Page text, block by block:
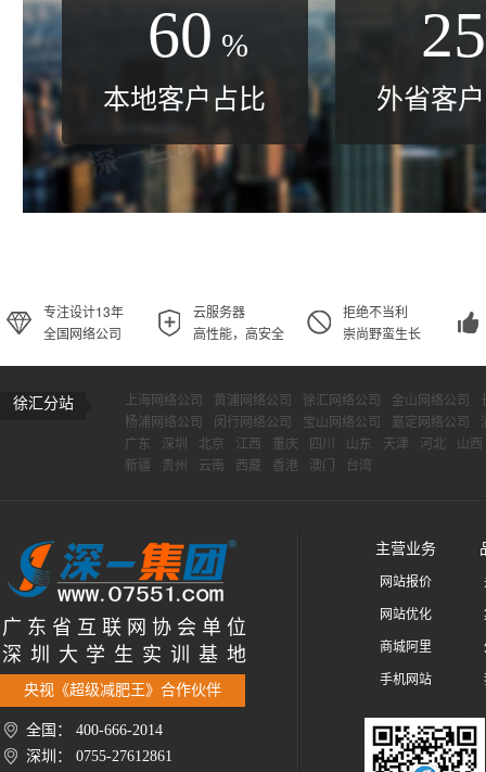
60 %
本地客户占比
25
外省客
专注设计13年
全国网络公司
云服务器
高性能，高安全
拒绝不当利
崇尚野蛮生长
徐汇分站 上海网络公司 黄浦网络公司 徐汇网络公司 金山网络公司
杨浦网络公司
闵行网络公司 宝山网络公司 嘉定网络公司
广东
深圳 北京 江西 重庆 四川 山东 天津 河北
山西
新疆
贵州 云南 西藏 香港 澳门 台湾
广 东 省 互 联 网 协 会 单 位
深 圳 大 学 生 实 训 基 地
央视《超级减肥王》合作伙伴
全国： 400-666-2014
深圳： 0755-27612861
主营业务
网站报价
网站优化
商城阿里
手机网站